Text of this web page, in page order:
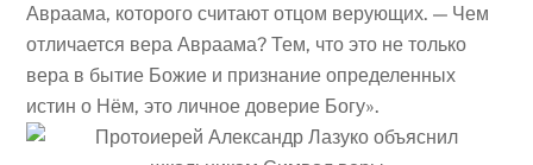
Авраама, которого считают отцом верующих. — Чем
отличается вера Авраама? Тем, что это не только
вера в бытие Божие и признание определенных
истин о Нём, это личное доверие Богу».